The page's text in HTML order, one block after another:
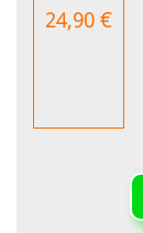
24,90 €